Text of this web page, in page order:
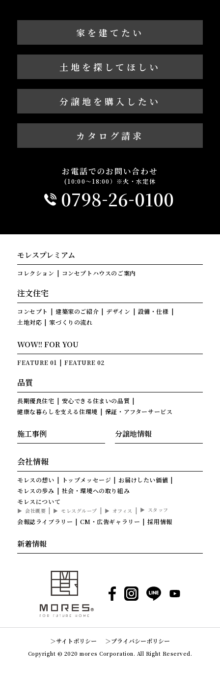
家を建てたい
土地を探してほしい
分譲地を購入したい
カタログ請求
お電話でのお問い合わせ
(10:00～18:00）※火・水定休
0798-26-0100
モレスプレミアム
コレクション コンセプトハウスのご案内
注文住宅
コンセプト 建築家のご紹介 デザイン
設備・仕様
土地対応
家づくりの流れ
WOW!! FOR YOU
FEATURE 01 FEATURE 02
品質
長期優良住宅
安心できる住まいの品質
健康な暮らしを支える住環境
保証・アフターサービス
施工事例 分譲地情報
会社情報
モレスの想い トップメッセージ
お届けしたい価値
モレスの歩み
社会・環境への取り組み
モレスについて
会社概要 モレスグループ オフィス スタッフ
会報誌ライブラリー CM・広告ギャラリー 採用情報
新着情報
Facebook
Instagram
LINE YouTube
サイトポリシー プライバシーポリシー
Copyright © 2020 mores Corporation. All Right Reserved.